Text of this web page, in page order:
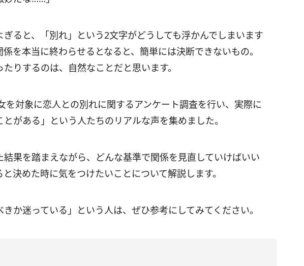
ると、「別れ」という2文字がどうしても浮かんでしまいます
を本当に終わらせるとなると、簡単には決断できないもの。
りするのは、自然なことだと思います。
を対象に恋人との別れに関するアンケート調査を行い、実際に
とがある」という人たちのリアルな声を集めました。
結果を踏まえながら、どんな基準で関係を見直していけばいい
決めた時に気をつけたいことについて解説します。
きか迷っている」という人は、ぜひ参考にしてみてください。